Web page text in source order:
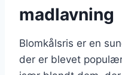
madlavning
Blomkålsris er en
der er blevet